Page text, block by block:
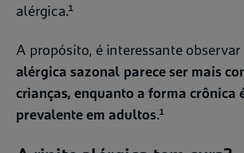
alérgica.¹
A propósito, é interessante observar
alérgica sazonal parece ser mais
crianças, enquanto a forma crônica
prevalente em adultos.¹